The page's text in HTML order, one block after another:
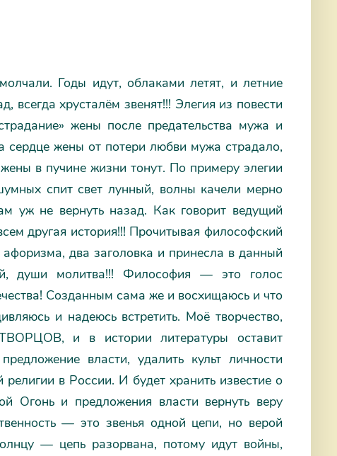
Годы идут, облаками летят, и летние
хрусталём звенят!!! Элегия из повести
жены после предательства мужа и
жены от потери любви мужа страдало,
в пучине жизни тонут. По примеру элегии
спит свет лунный, волны качели мерно
уж не вернуть назад. Как говорит ведущий
другая история!!! Прочитывая философский
два заголовка и принесла в данный
души молитва!!! Философия — это голос
Созданным сама же и восхищаюсь и что
и надеюсь встретить. Моё творчество,
и в истории литературы оставит
власти, удалить культ личности
в России. И будет хранить известие о
Огонь и предложения власти вернуть веру
— это звенья одной цепи, но верой
— цепь разорвана, потому идут войны,